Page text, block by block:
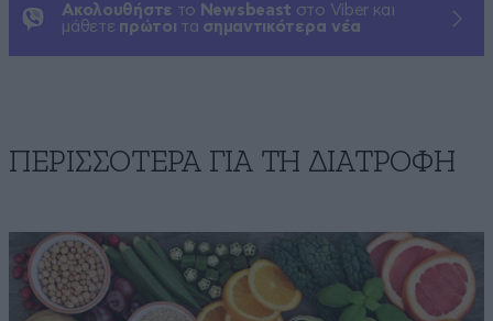
Ακολουθήστε το Newsbeast στο Viber και
μάθετε πρώτοι τα σημαντικότερα νέα
ΠΕΡΙΣΣΟΤΕΡΑ ΓΙΑ ΤΗ ΔΙΑΤΡΟΦΗ